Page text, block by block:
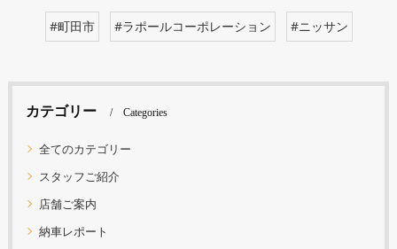
#町田市 #ラポールコーポレーション #ニッサン
カテゴリー Categories
全てのカテゴリー
スタッフご紹介
店舗ご案内
納車レポート